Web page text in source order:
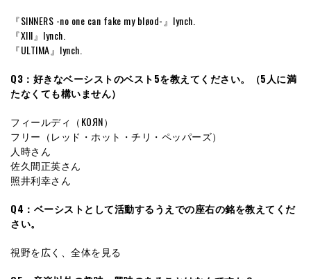
『SINNERS -no one can fake my bløod-』lynch.
『Xlll』lynch.
『ULTIMA』lynch.
Q3：好きなベーシストのベスト5を教えてください。（5人に満
たなくても構いません）
フィールディ（KOЯN）
フリー（レッド・ホット・チリ・ペッパーズ）
人時さん
佐久間正英さん
照井利幸さん
Q4：ベーシストとして活動するうえでの座右の銘を教えてくだ
さい。
視野を広く、全体を見る